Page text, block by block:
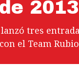
2013
lanzó tres
el Team